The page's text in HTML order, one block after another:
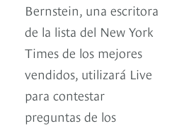
Bernstein, una escritora
de la lista del New York
Times de los mejores
vendidos, utilizará Live
para contestar
preguntas de los